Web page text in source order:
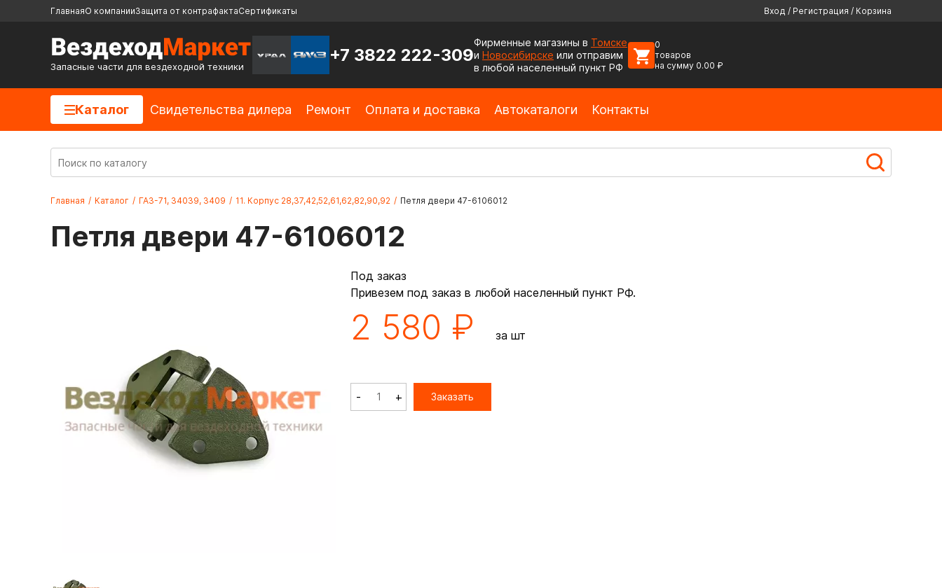
ГлавнаяО компанииЗащита от контрафактаСертификаты Вход / Регистрация / Корзина
Запасные части для вездеходной техники
+7 3822 222-309
Фирменные магазины в Томске
и Новосибирске или отправим
в любой населенный пункт РФ
0
товаров
на сумму 0.00 ₽
Каталог Cвидетельства дилера Ремонт Оплата и доставка Автокаталоги Контакты
Главная / Каталог / ГАЗ-71, 34039, 3409 / 11. Корпус 28,37,42,52,61,62,82,90,92 / Петля двери 47-6106012
Петля двери 47-6106012
Под заказ
Привезем под заказ в любой населенный пункт РФ.
2 580 ₽ за шт
- + Заказать